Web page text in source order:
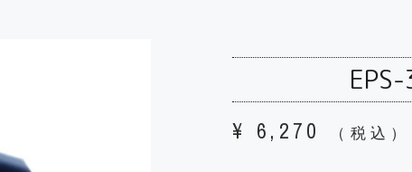
¥ 6,270 （税込）